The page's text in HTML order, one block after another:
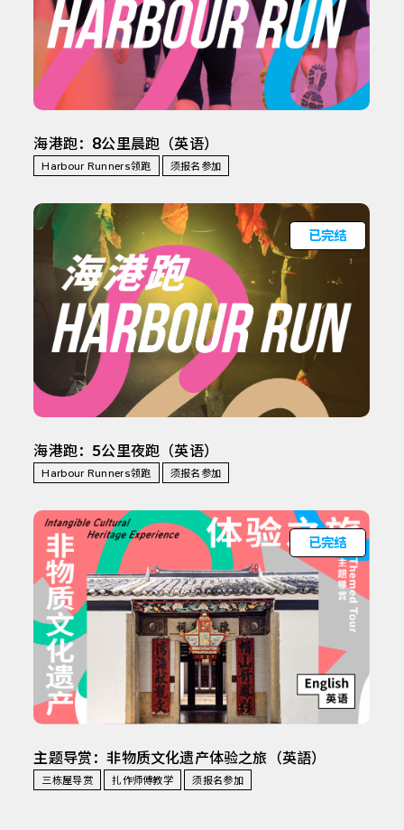
海港跑：8公里晨跑（英语）
Harbour Runners领跑 须报名参加
已完结
海港跑：5公里夜跑（英语）
Harbour Runners领跑 须报名参加
已完结
主题导赏：非物质文化遗产体验之旅（英語）
三栋屋导赏 扎作师傅教学 须报名参加